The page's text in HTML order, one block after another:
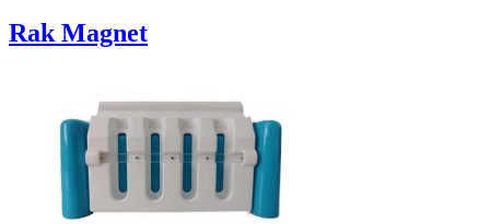
Rak Magnet